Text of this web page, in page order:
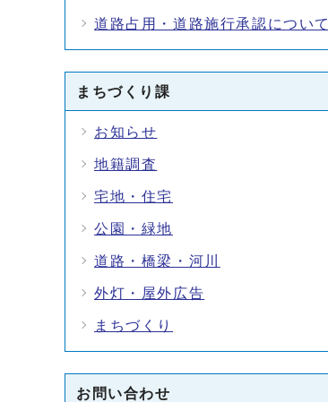
道路占用・道路施行承認について
まちづくり課
お知らせ
地籍調査
宅地・住宅
公園・緑地
道路・橋梁・河川
外灯・屋外広告
まちづくり
お問い合わせ